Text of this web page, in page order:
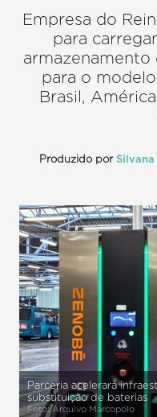
Empresa do
para
armazenamento
para o
Brasil,
Produzido por Silvana
Parceria acelerará
substituição de baterias
Foto: Arquivo Marcopolo